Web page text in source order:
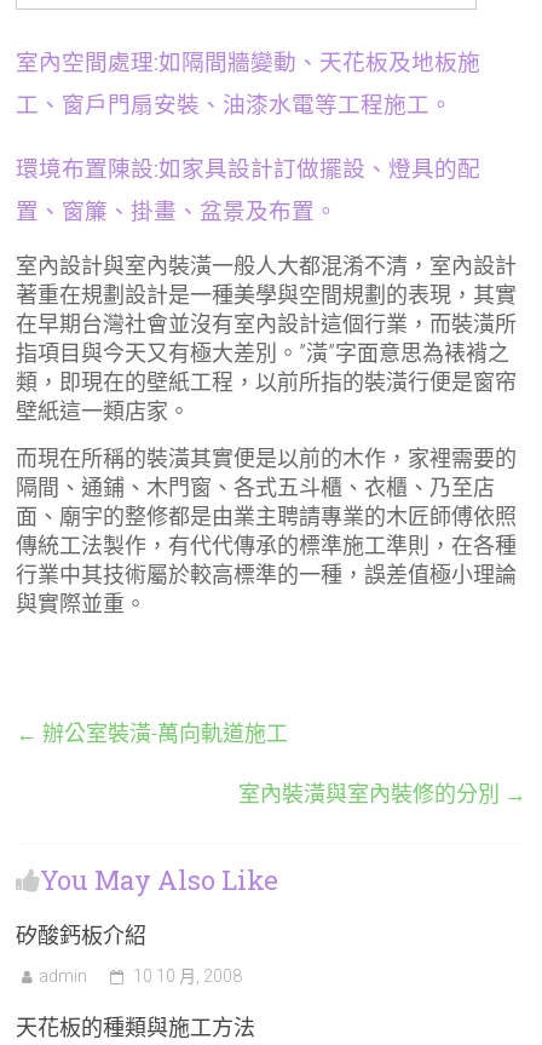
室內空間處理:如隔間牆變動、天花板及地板施
工、窗戶門扇安裝、油漆水電等工程施工。
環境布置陳設:如家具設計訂做擺設、燈具的配
置、窗簾、掛畫、盆景及布置。
室內設計與室內裝潢一般人大都混淆不清，室內設計
著重在規劃設計是一種美學與空間規劃的表現，其實
在早期台灣社會並沒有室內設計這個行業，而裝潢所
指項目與今天又有極大差別。”潢”字面意思為裱褙之
類，即現在的壁紙工程，以前所指的裝潢行便是窗帘
壁紙這一類店家。
而現在所稱的裝潢其實便是以前的木作，家裡需要的
隔間、通鋪、木門窗、各式五斗櫃、衣櫃、乃至店
面、廟宇的整修都是由業主聘請專業的木匠師傅依照
傳統工法製作，有代代傳承的標準施工準則，在各種
行業中其技術屬於較高標準的一種，誤差值極小理論
與實際並重。
← 辦公室裝潢-萬向軌道施工
室內裝潢與室內裝修的分別 →
You May Also Like
矽酸鈣板介紹
admin 10 10 月, 2008
天花板的種類與施工方法